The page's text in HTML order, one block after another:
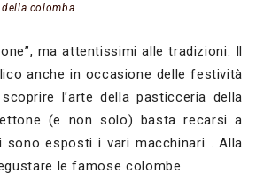
colomba
ma attentissimi alle tradizioni. Il
anche in occasione delle festività
l’arte della pasticceria della
(e non solo) basta recarsi a
sono esposti i vari macchinari . Alla
le famose colombe.